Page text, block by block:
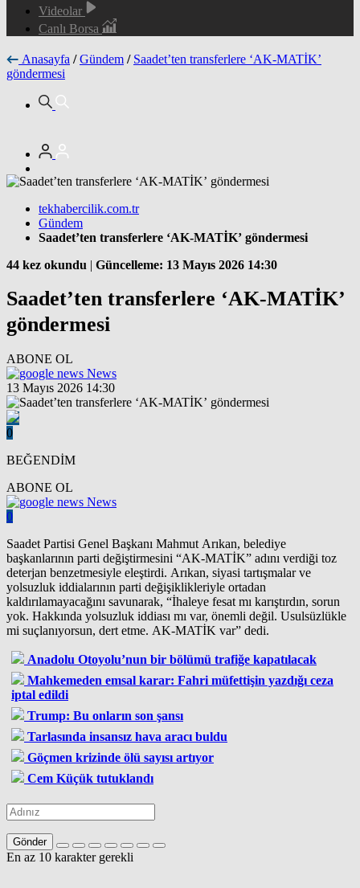
Videolar
Canlı Borsa
Anasayfa / Gündem / Saadet’ten transferlere ‘AK-MATİK’
göndermesi
tekhabercilik.com.tr
Gündem
Saadet’ten transferlere ‘AK-MATİK’ göndermesi
44 kez okundu | Güncelleme: 13 Mayıs 2026 14:30
Saadet’ten transferlere ‘AK-MATİK’
göndermesi
ABONE OL
News
13 Mayıs 2026 14:30
0
BEĞENDİM
ABONE OL
News
0
Saadet Partisi Genel Başkanı Mahmut Arıkan, belediye
başkanlarının parti değiştirmesini “AK-MATİK” adını verdiği toz
deterjan benzetmesiyle eleştirdi. Arıkan, siyasi tartışmalar ve
yolsuzluk iddialarının parti değişiklikleriyle ortadan
kaldırılamayacağını savunarak, “İhaleye fesat mı karıştırdın, sorun
yok. Hakkında yolsuzluk iddiası mı var, önemli değil. Usulsüzlükle
mi suçlanıyorsun, dert etme. AK-MATİK var” dedi.
Anadolu Otoyolu’nun bir bölümü trafiğe kapatılacak
Mahkemeden emsal karar: Fahri müfettişin yazdığı ceza
iptal edildi
Trump: Bu onların son şansı
Tarlasında insansız hava aracı buldu
Göçmen krizinde ölü sayısı artıyor
Cem Küçük tutuklandı
Gönder
En az 10 karakter gerekli